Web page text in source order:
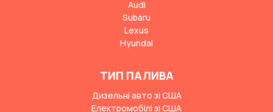
Audi
Subaru
Lexus
Hyundai
ТИП ПАЛИВА
Дизельні авто зі США
Електромобілі зі США